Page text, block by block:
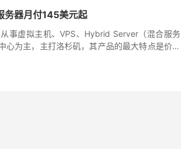
务器月付145美元起
事虚拟主机、VPS、Hybrid Server（混合服务
为主，主打洛杉矶，其产品的最大特点是价格